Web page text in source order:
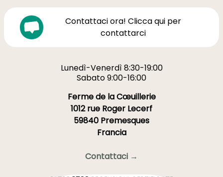
Contattaci ora! Clicca qui per
contattarci
Lunedì-Venerdì 8:30-19:00
Sabato 9:00-16:00
Ferme de la Cœuillerie
1012 rue Roger Lecerf
59840 Premesques
Francia
Contattaci →